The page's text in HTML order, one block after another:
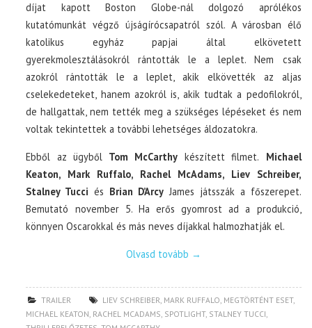
díjat kapott Boston Globe-nál dolgozó aprólékos
kutatómunkát végző újságírócsapatról szól. A városban élő
katolikus egyház papjai által elkövetett
gyerekmolesztálásokról rántották le a leplet. Nem csak
azokról rántották le a leplet, akik elkövették az aljas
cselekedeteket, hanem azokról is, akik tudtak a pedofilokról,
de hallgattak, nem tették meg a szükséges lépéseket és nem
voltak tekintettek a további lehetséges áldozatokra.
Ebből az ügyből Tom McCarthy készített filmet. Michael
Keaton, Mark Ruffalo, Rachel McAdams, Liev Schreiber,
Stalney Tucci és Brian D’Arcy James játsszák a főszerepet.
Bemutató november 5. Ha erős gyomrost ad a produkció,
könnyen Oscarokkal és más neves díjakkal halmozhatják el.
Olvasd tovább →
TRAILER LIEV SCHREIBER, MARK RUFFALO, MEGTÖRTÉNT ESET,
MICHAEL KEATON, RACHEL MCADAMS, SPOTLIGHT, STALNEY TUCCI,